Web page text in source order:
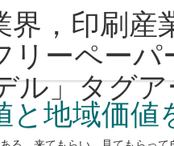
界，印刷
リーペー
ル」タグ
地域価値